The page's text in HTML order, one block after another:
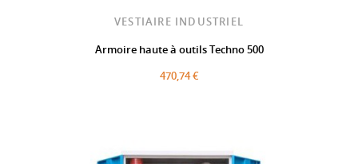
VESTIAIRE INDUSTRIEL
Armoire haute à outils Techno 500
470,74 €